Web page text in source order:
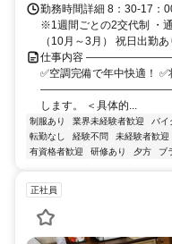
勤務時間詳細 8：30-17：
※1週間ごとの2交代制 ・
（10月～3月） 祝日出勤あ
仕事内容
✅空調完備で年中快適！
――――――――――――― 機械
します。 ＜具体的...
制服あり 業界未経験者歓迎 バイ
転勤なし
経験不問 未経験者歓迎
有資格者歓迎
研修あり 夕方 ブ
正社員